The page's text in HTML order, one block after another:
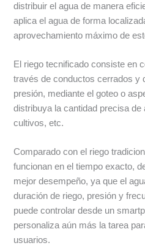
distribuir el agua de manera
aplica el agua de forma
aprovechamiento máximo de
El riego tecnificado consiste en
través de conductos cerrados y
presión, mediante el goteo o
distribuya la cantidad precisa de
cultivos, etc.
Comparado con el riego
funcionan en el tiempo exacto,
mejor desempeño, ya que el
duración de riego, presión y
puede controlar desde un
personaliza aún más la tarea
usuarios.